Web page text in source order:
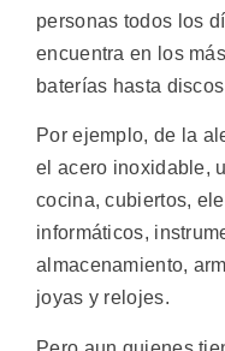
personas todos los
encuentra en los
baterías hasta
Por ejemplo, de la
el acero inoxidable,
cocina, cubiertos,
informáticos,
almacenamiento,
joyas y relojes.